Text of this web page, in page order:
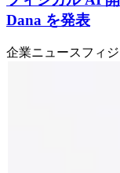
Dana を発表
企業ニュースフィ